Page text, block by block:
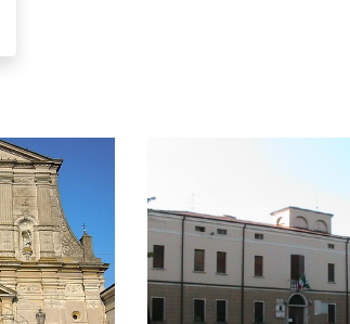
Nascente